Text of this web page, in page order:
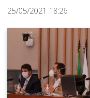
25/05/2021 18:26